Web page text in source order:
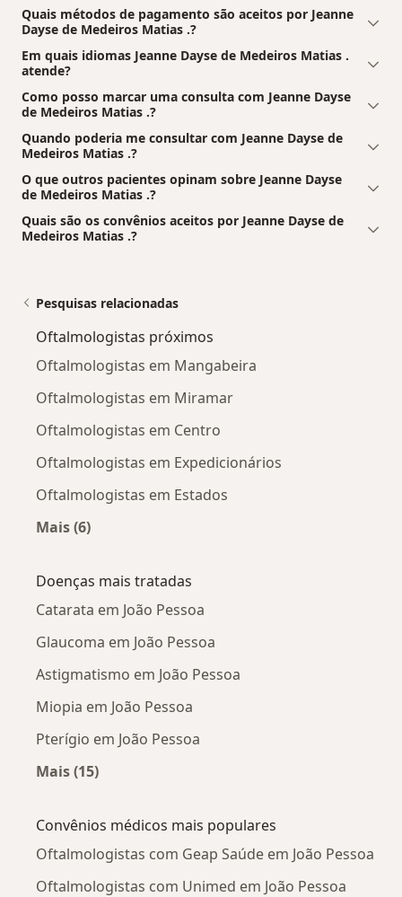
Quais métodos de pagamento são aceitos por Jeanne
Dayse de Medeiros Matias .?
Em quais idiomas Jeanne Dayse de Medeiros Matias .
atende?
Como posso marcar uma consulta com Jeanne Dayse
de Medeiros Matias .?
Quando poderia me consultar com Jeanne Dayse de
Medeiros Matias .?
O que outros pacientes opinam sobre Jeanne Dayse
de Medeiros Matias .?
Quais são os convênios aceitos por Jeanne Dayse de
Medeiros Matias .?
Pesquisas relacionadas
Oftalmologistas próximos
Oftalmologistas em Mangabeira
Oftalmologistas em Miramar
Oftalmologistas em Centro
Oftalmologistas em Expedicionários
Oftalmologistas em Estados
Mais (6)
Doenças mais tratadas
Catarata em João Pessoa
Glaucoma em João Pessoa
Astigmatismo em João Pessoa
Miopia em João Pessoa
Pterígio em João Pessoa
Mais (15)
Convênios médicos mais populares
Oftalmologistas com Geap Saúde em João Pessoa
Oftalmologistas com Unimed em João Pessoa